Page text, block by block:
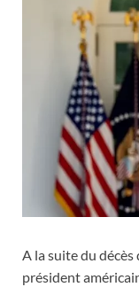
A la suite du décès
président